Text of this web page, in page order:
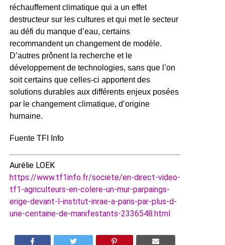
réchauffement climatique qui a un effet
destructeur sur les cultures et qui met le secteur
au défi du manque d’eau, certains
recommandent un changement de modèle.
D’autres prônent la recherche et le
développement de technologies, sans que l’on
soit certains que celles-ci apportent des
solutions durables aux différents enjeux posées
par le changement climatique, d’origine
humaine.
Fuente TFI Info
Aurélie LOEK
https://www.tf1info.fr/societe/en-direct-video-
tf1-agriculteurs-en-colere-un-mur-parpaings-
erige-devant-l-institut-inrae-a-paris-par-plus-d-
une-centaine-de-manifestants-2336548.html